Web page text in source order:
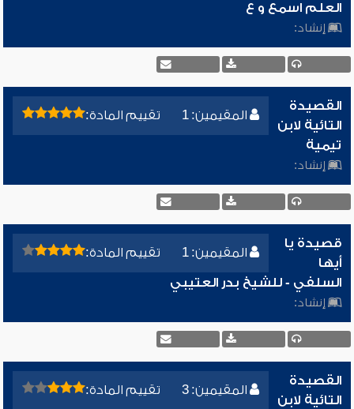
العلم اسمع و ع
إنشاد:
المقيمين: 1 تقييم المادة:
القصيدة
التائية لابن
تيمية
إنشاد:
المقيمين: 1 تقييم المادة:
قصيدة يا
أيها
السلفي - للشيخ بدر العتيبي
إنشاد:
المقيمين: 3 تقييم المادة:
القصيدة
التائية لابن